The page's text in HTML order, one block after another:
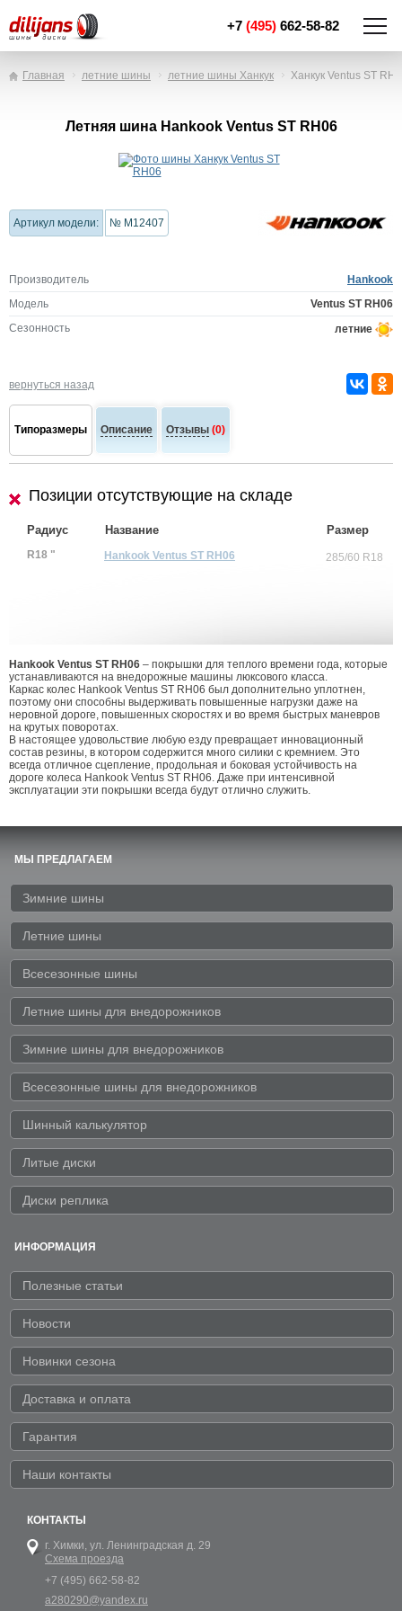
+7 (495) 662-58-82
Главная летние шины летние шины Ханкук Ханкук Ventus ST
Летняя шина Hankook Ventus ST RH06
Артикул модели: № M12407
Производитель
Hankook
Модель
Ventus ST RH06
Сезонность
летние
вернуться назад
Типоразмеры Описание Отзывы (0)
Позиции отсутствующие на складе
Радиус Название Размер
R18 " Hankook Ventus ST RH06 285/60 R18
Hankook Ventus ST RH06 – покрышки для теплого времени года, которые
устанавливаются на внедорожные машины люксового класса.
Каркас колес Hankook Ventus ST RH06 был дополнительно уплотнен,
поэтому они способны выдерживать повышенные нагрузки даже на
неровной дороге, повышенных скоростях и во время быстрых маневров
на крутых поворотах.
В настоящее удовольствие любую езду превращает инновационный
состав резины, в котором содержится много силики с кремнием. Это
всегда отличное сцепление, продольная и боковая устойчивость на
дороге колеса Hankook Ventus ST RH06. Даже при интенсивной
эксплуатации эти покрышки всегда будут отлично служить.
МЫ ПРЕДЛАГАЕМ
Зимние шины
Летние шины
Всесезонные шины
Летние шины для внедорожников
Зимние шины для внедорожников
Всесезонные шины для внедорожников
Шинный калькулятор
Литые диски
Диски реплика
ИНФОРМАЦИЯ
Полезные статьи
Новости
Новинки сезона
Доставка и оплата
Гарантия
Наши контакты
КОНТАКТЫ
г. Химки, ул. Ленинградская д. 29
Схема проезда
+7 (495) 662-58-82
a280290@yandex.ru